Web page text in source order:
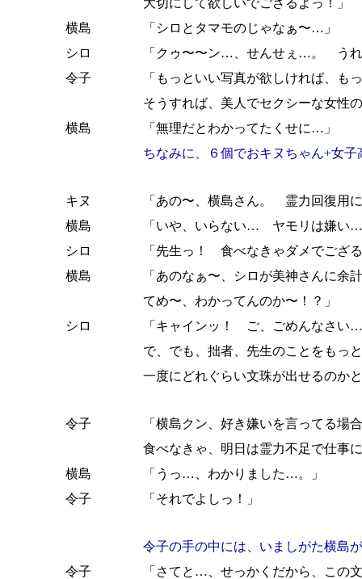
横島
「シロとタマモのじゃなぁ〜…」
シロ
「クゥ〜〜ン…、せんせぇ…。 う
令子
「もっといい写真が欲しければ、も
そうすれば、美人でセクシーな女性
横島
「無理だとわかってたくせに…」
ちなみに、６個でおキヌちゃん+女
キヌ
「あの〜、横島さん。 霊力回復用
横島
「いや、いらない… ヤモリは嫌い
シロ
「先生っ！ 食べなきゃダメでござ
横島
「あのなぁ〜、シロが美神さんに余
てめ〜、わかってんのか〜！？」
シロ
「キャインッ！ ご、ごめんなさい
で、でも、拙者、先生のことをもっ
一度にどれぐらい文珠が出せるのか
令子
「横島クン、好き嫌いを言ってる場
食べなきゃ、明日は霊力不足で仕事
横島
「うっ…、わかりました…。」
令子
「それでよしっ！」
令子の手の中には、いましがた横島
令子
「さてと…、せっかくだから、この